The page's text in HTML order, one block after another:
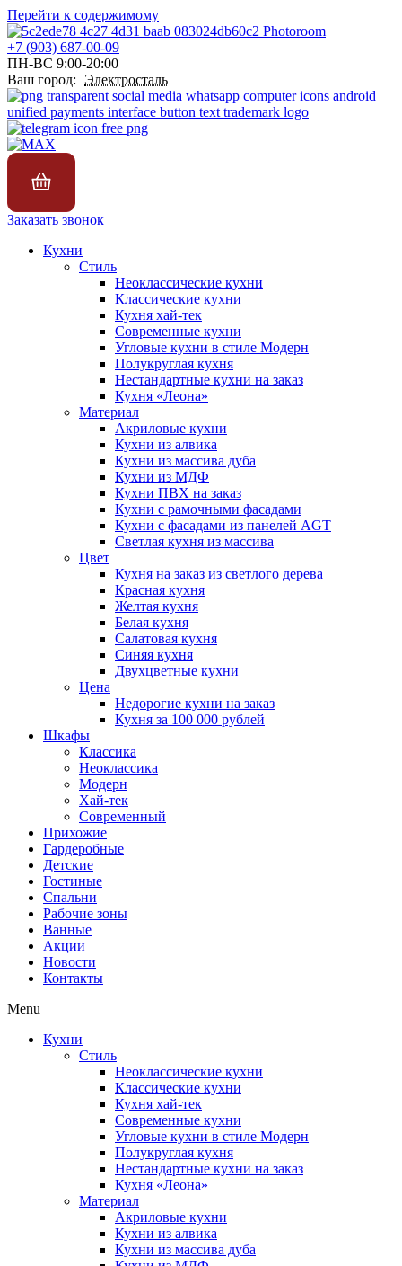
Перейти к содержимому
+7 (903) 687-00-09
ПН-ВС 9:00-20:00
Ваш город: Электросталь
Заказать звонок
Кухни
Стиль
Неоклассические кухни
Классические кухни
Кухня хай-тек
Современные кухни
Угловые кухни в стиле Модерн
Полукруглая кухня
Нестандартные кухни на заказ
Кухня «Леона»
Материал
Акриловые кухни
Кухни из алвика
Кухни из массива дуба
Кухни из МДФ
Кухни ПВХ на заказ
Кухни с рамочными фасадами
Кухни с фасадами из панелей AGT
Светлая кухня из массива
Цвет
Кухня на заказ из светлого дерева
Красная кухня
Желтая кухня
Белая кухня
Салатовая кухня
Синяя кухня
Двухцветные кухни
Цена
Недорогие кухни на заказ
Кухня за 100 000 рублей
Шкафы
Классика
Неоклассика
Модерн
Хай-тек
Современный
Прихожие
Гардеробные
Детские
Гостиные
Спальни
Рабочие зоны
Ванные
Акции
Новости
Контакты
Menu
Кухни
Стиль
Неоклассические кухни
Классические кухни
Кухня хай-тек
Современные кухни
Угловые кухни в стиле Модерн
Полукруглая кухня
Нестандартные кухни на заказ
Кухня «Леона»
Материал
Акриловые кухни
Кухни из алвика
Кухни из массива дуба